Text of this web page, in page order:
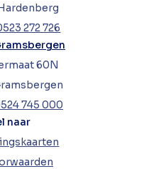
272 726
60N
745 000
naar